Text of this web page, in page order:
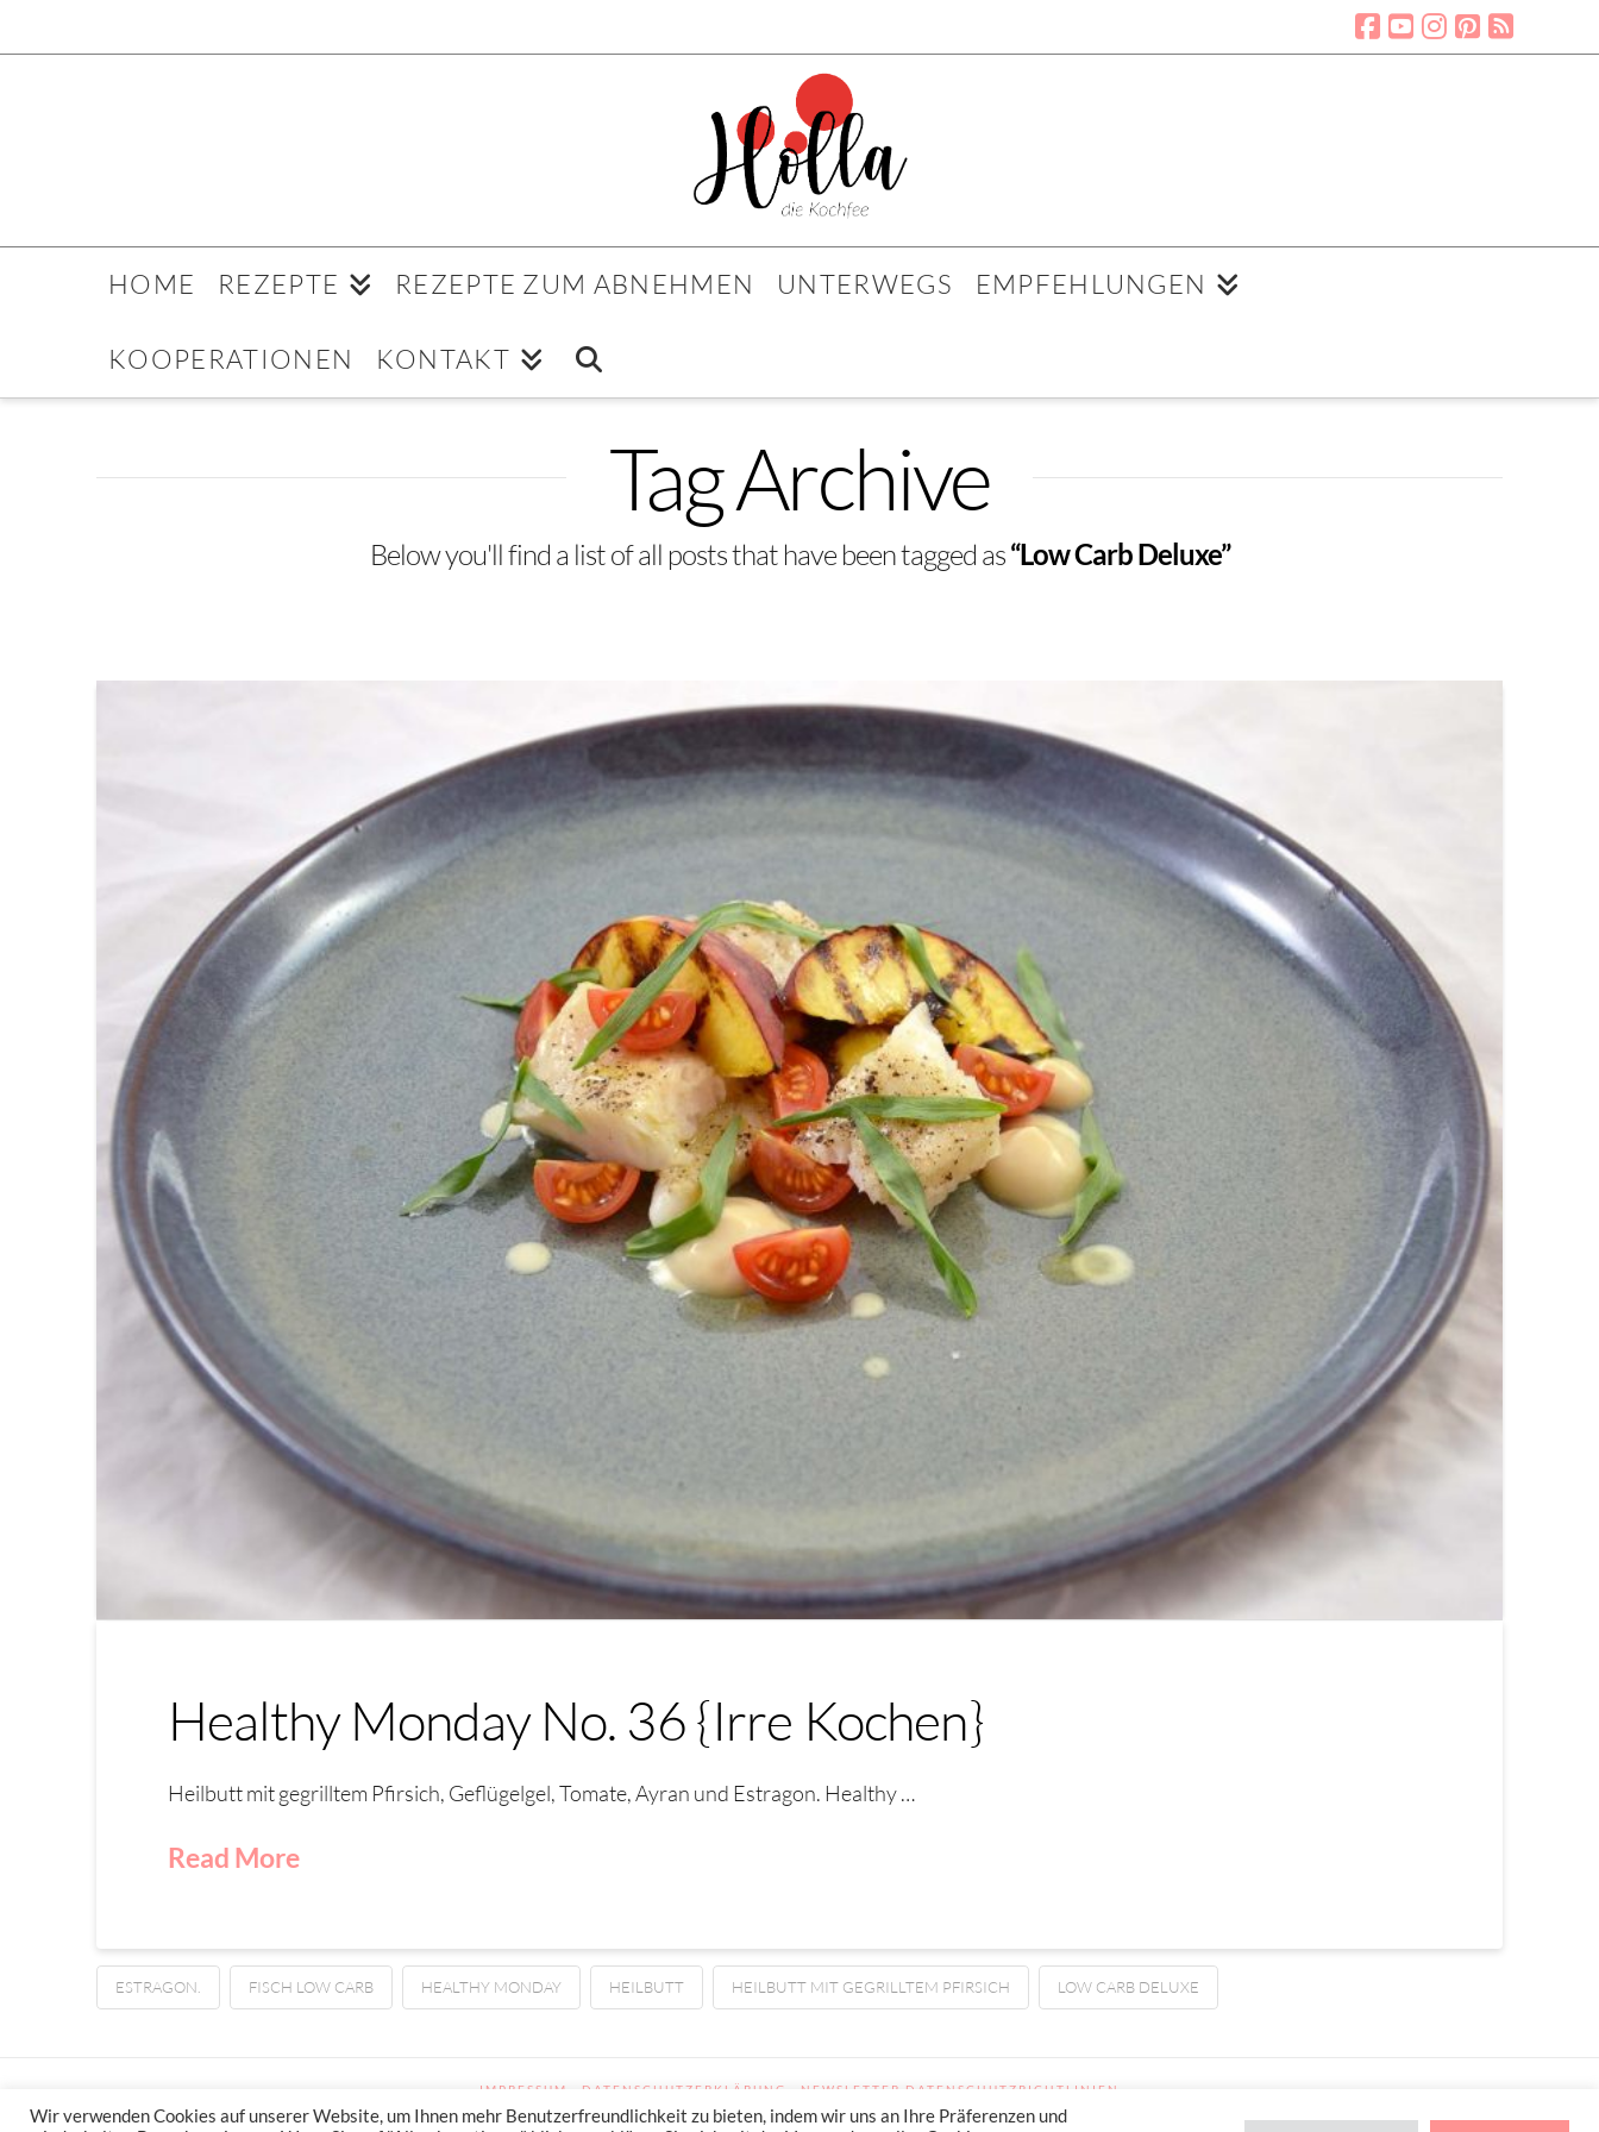
HOME REZEPTE REZEPTE ZUM ABNEHMEN UNTERWEGS EMPFEHLUNGEN
KOOPERATIONEN KONTAKT
Tag Archive
Below you'll find a list of all posts that have been tagged as“Low Carb Deluxe”
Healthy Monday No. 36 {Irre Kochen}
Heilbutt mit gegrilltem Pfirsich, Geflügelgel, Tomate, Ayran und Estragon. Healthy …
Read More
ESTRAGON. FISCH LOW CARB HEALTHY MONDAY HEILBUTT HEILBUTT MIT GEGRILLTEM PFIRSICH LOW CARB DELUXE
IMPRESSUM DATENSCHUTZERKLÄRUNG NEWSLETTER DATENSCHUTZRICHTLINIEN
Wir verwenden Cookies auf unserer Website, um Ihnen mehr Benutzerfreundlichkeit zu bieten, indem wir uns an Ihre Präferenzen und